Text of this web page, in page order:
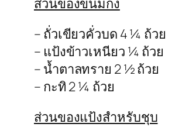
ส่วนของขนมกง
– ถั่วเขียวคั่วบด 4 ¼ ถ้วย
– แป้งข้าวเหนียว ¼ ถ้วย
– น้ำตาลทราย 2 ½ ถ้วย
– กะทิ 2 ¼ ถ้วย
ส่วนของแป้งสำหรับชุบ